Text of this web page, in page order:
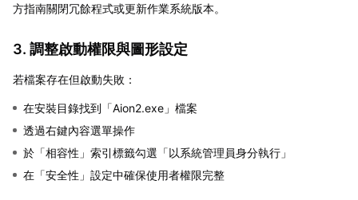
方指南關閉冗餘程式或更新作業系統版本。
3. 調整啟動權限與圖形設定
若檔案存在但啟動失敗：
在安裝目錄找到「Aion2.exe」檔案
透過右鍵內容選單操作
於「相容性」索引標籤勾選「以系統管理員身分執行」
在「安全性」設定中確保使用者權限完整